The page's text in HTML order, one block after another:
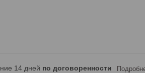
14 дней по договоренности